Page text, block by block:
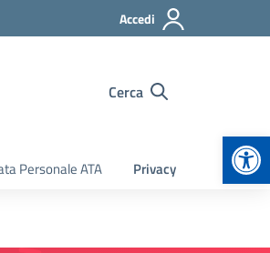
Accedi
Cerca
Personale ATA Privacy